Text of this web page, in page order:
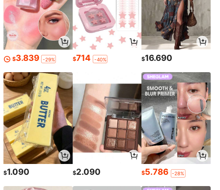
$3.839 -29% $714 -40% $16.690
$1.090 $2.090 $5.786 -28%